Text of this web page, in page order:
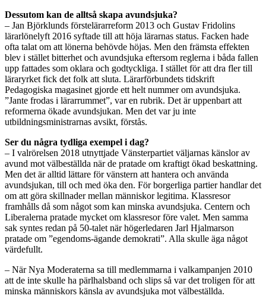
Dessutom kan de alltså skapa avundsjuka?
– Jan Björklunds förstelärarreform 2013 och Gustav Fridolins
lärarlönelyft 2016 syftade till att höja lärarnas status. Facken hade
ofta talat om att lönerna behövde höjas. Men den främsta effekten
blev i stället bitterhet och avundsjuka eftersom reglerna i båda fallen
upp fattades som oklara och godtyckliga. I stället för att dra fler till
läraryrket fick det folk att sluta. Lärarförbundets tidskrift
Pedagogiska magasinet gjorde ett helt nummer om avundsjuka.
”Jante frodas i lärarrummet”, var en rubrik. Det är uppenbart att
reformerna ökade avundsjukan. Men det var ju inte
utbildningsministrarnas avsikt, förstås.
Ser du några tydliga exempel i dag?
– I valrörelsen 2018 utnyttjade Vänsterpartiet väljarnas känslor av
avund mot välbeställda när de pratade om kraftigt ökad beskattning.
Men det är alltid lättare för vänstern att hantera och använda
avundsjukan, till och med öka den. För borgerliga partier handlar det
om att göra skillnader mellan människor legitima. Klassresor
framhålls då som något som kan minska avundsjuka. Centern och
Liberalerna pratade mycket om klassresor före valet. Men samma
sak syntes redan på 50-talet när högerledaren Jarl Hjalmarson
pratade om ”egendoms-ägande demokrati”. Alla skulle äga något
värdefullt.
– När Nya Moderaterna sa till medlemmarna i valkampanjen 2010
att de inte skulle ha pärlhalsband och slips så var det troligen för att
minska människors känsla av avundsjuka mot välbeställda.